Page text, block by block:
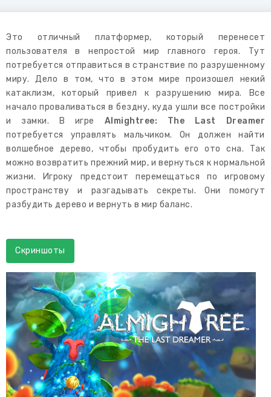
Это отличный платформер, который перенесет
пользователя в непростой мир главного героя. Тут
потребуется отправиться в странствие по разрушенному
миру. Дело в том, что в этом мире произошел некий
катаклизм, который привел к разрушению мира. Все
начало проваливаться в бездну, куда ушли все постройки
и замки. В игре Almightree: The Last Dreamer
потребуется управлять мальчиком. Он должен найти
волшебное дерево, чтобы пробудить его ото сна. Так
можно возвратить прежний мир, и вернуться к нормальной
жизни. Игроку предстоит перемещаться по игровому
пространству и разгадывать секреты. Они помогут
разбудить дерево и вернуть в мир баланс.
Скриншоты